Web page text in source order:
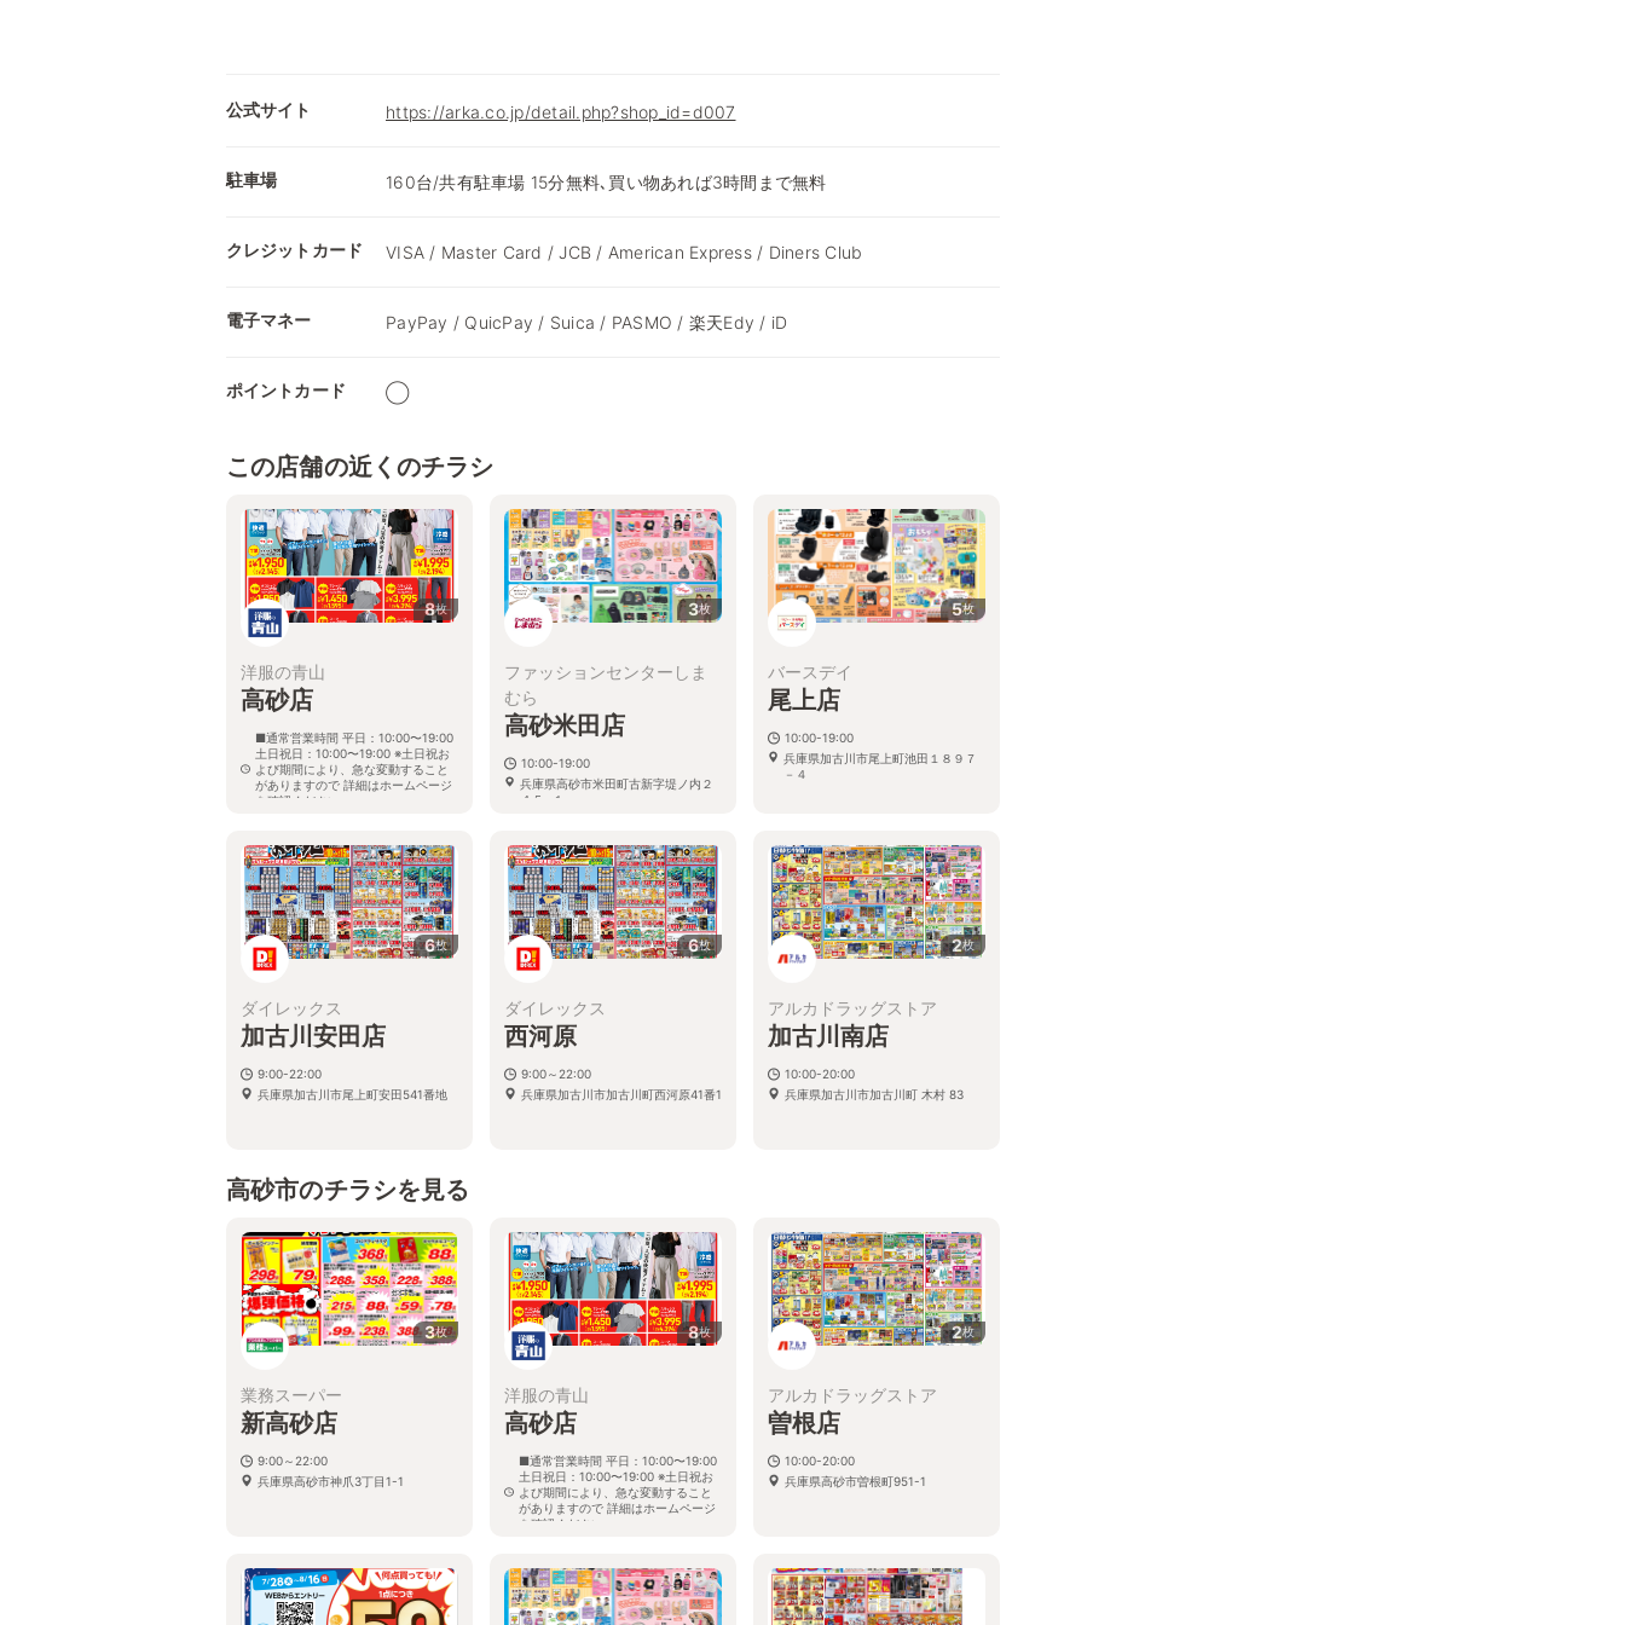
公式サイト https://arka.co.jp/detail.php?shop_id=d007
駐車場 160台/共有駐車場 15分無料､買い物あれば3時間まで無料
クレジットカード VISA / Master Card / JCB / American Express / Diners Club
電子マネー PayPay / QuicPay / Suica / PASMO / 楽天Edy / iD
ポイントカード ◯
この店舗の近くのチラシ
8枚
洋服の青山
高砂店
■通常営業時間 平日：10:00〜19:00
土日祝日：10:00〜19:00 ※土日祝お
よび期間により、急な変動すること
がありますので 詳細はホームページ
を確認ください
3枚
ファッションセンターしま
むら
高砂米田店
10:00-19:00
兵庫県高砂市米田町古新字堤ノ内２
４５−１
5枚
バースデイ
尾上店
10:00-19:00
兵庫県加古川市尾上町池田１８９７
－４
6枚
ダイレックス
加古川安田店
9:00-22:00
兵庫県加古川市尾上町安田541番地
6枚
ダイレックス
西河原
9:00～22:00
兵庫県加古川市加古川町西河原41番1
2枚
アルカドラッグストア
加古川南店
10:00-20:00
兵庫県加古川市加古川町 木村 83
高砂市のチラシを見る
3枚
業務スーパー
新高砂店
9:00～22:00
兵庫県高砂市神爪3丁目1-1
8枚
洋服の青山
高砂店
■通常営業時間 平日：10:00〜19:00
土日祝日：10:00〜19:00 ※土日祝お
よび期間により、急な変動すること
がありますので 詳細はホームページ
を確認ください
2枚
アルカドラッグストア
曽根店
10:00-20:00
兵庫県高砂市曽根町951-1